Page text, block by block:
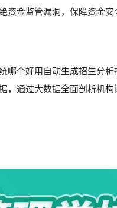
资金监管漏洞，保障资金安
哪个好用自动生成招生分
，通过大数据全面剖析机构